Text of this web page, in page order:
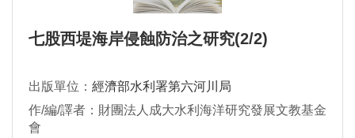
七股西堤海岸侵蝕防治之研究(2/2)
出版單位： 經濟部水利署第六河川局
作/編/譯者：財團法人成大水利海洋研究發展文教基金
會